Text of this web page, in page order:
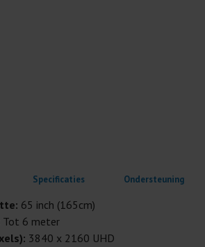
Specificaties Ondersteuning
65 inch (165cm)
Tot 6 meter
3840 x 2160 UHD